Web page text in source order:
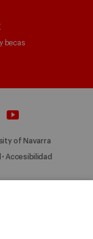
becas
of Navarra
Accesibilidad